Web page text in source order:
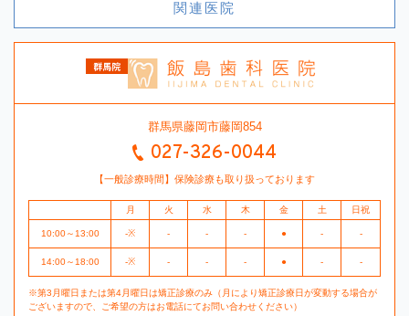
関連医院
群馬県藤岡市藤岡854
027-326-0044
【一般診療時間】保険診療も取り扱っております
月 火 水 木 金 土 日祝
10:00～13:00 -※ - - - ● - -
14:00～18:00 -※ - - - ● - -
※第3月曜日または第4月曜日は矯正診療のみ（月により矯正診療日が変動する場合が
ございますので、ご希望の方はお電話にてお問い合わせください）